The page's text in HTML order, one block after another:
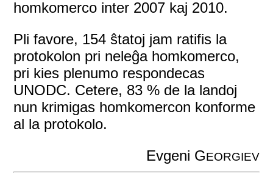
homkomerco inter 2007 kaj 2010.
Pli favore, 154 ŝtatoj jam ratifis la
protokolon pri neleĝa homkomerco,
pri kies plenumo respondecas
UNODC. Cetere, 83 % de la landoj
nun krimigas homkomercon konforme
al la protokolo.
Evgeni GEORGIEV